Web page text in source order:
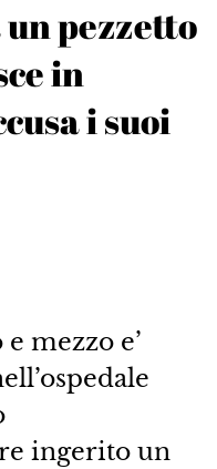
pezzetto
in
i suoi
mezzo e’
ingerito un